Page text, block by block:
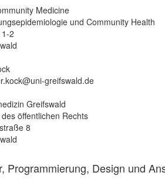
Medicine
und Community Health
2
greifswald.de
Greifswald
öffentlichen Rechts
8
Programmierung, Design und